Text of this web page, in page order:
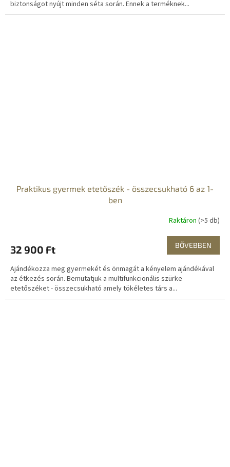
biztonságot nyújt minden séta során. Ennek a terméknek...
Praktikus gyermek etetőszék - összecsukható 6 az 1-
ben
Raktáron (>5 db)
32 900 Ft BŐVEBBEN
Ajándékozza meg gyermekét és önmagát a kényelem ajándékával
az étkezés során. Bemutatjuk a multifunkcionális szürke
etetőszéket - összecsukható amely tökéletes társ a...